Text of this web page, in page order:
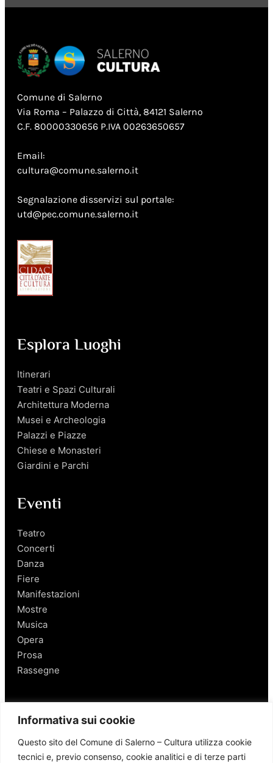
Informativa sui cookie
Questo sito del Comune di Salerno – Cultura utilizza cookie
tecnici e, previo consenso, cookie analitici e di terze parti
Comune di Salerno
Via Roma – Palazzo di Città, 84121 Salerno
C.F. 80000330656 P.IVA 00263650657
Email:
cultura@comune.salerno.it
Segnalazione disservizi sul portale:
utd@pec.comune.salerno.it
Esplora Luoghi
Itinerari
Teatri e Spazi Culturali
Architettura Moderna
Musei e Archeologia
Palazzi e Piazze
Chiese e Monasteri
Giardini e Parchi
Eventi
Teatro
Concerti
Danza
Fiere
Manifestazioni
Mostre
Musica
Opera
Prosa
Rassegne
Salerno
Personaggi
Enogastronomia